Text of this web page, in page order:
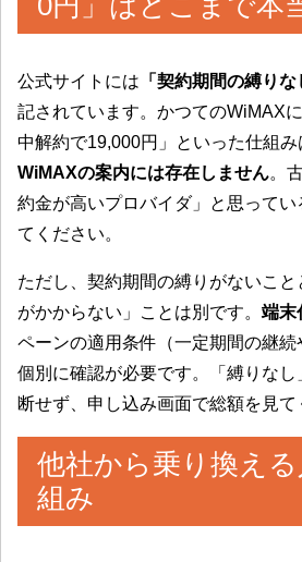
公式サイトには 「契約期間の縛り
記されています。かつてのWiMAX
中解約で19,000円」といった仕組み
WiMAXの案内には存在しません。
約金が高いプロバイダ」と思って
てください。
ただし、契約期間の縛りがないこ
がかからない」ことは別です。 端末
ペーンの適用条件（一定期間の継
個別に確認が必要です。「縛りなし
断せず、申し込み画面で総額を見て
他社から乗り換え
組み